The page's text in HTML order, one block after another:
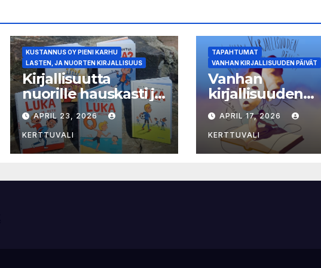
KUSTANNUS OY PIENI KARHU
LASTEN, JA NUORTEN KIRJALLISUUS
Kirjallisuutta
nuorille hauskasti ja
selkokielellä – Luka-
sarjasta viides osa
APRIL 23, 2026
KERTTUVALI
TAPAHTUMAT
VANHAN KIRJALLISUUDEN PÄIVÄT
Vanhan
kirjallisuuden
päivien ohjelma
julkistettu
APRIL 17, 2026
KERTTUVALI